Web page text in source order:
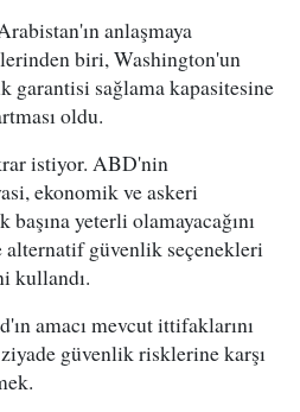
anlaşmaya
biri, Washington'un
garantisi sağlama kapasitesine
oldu.
istiyor. ABD'nin
ekonomik ve askeri
başına yeterli olamayacağını
alternatif güvenlik seçenekleri
kullandı.
amacı mevcut ittifaklarını
güvenlik risklerine karşı